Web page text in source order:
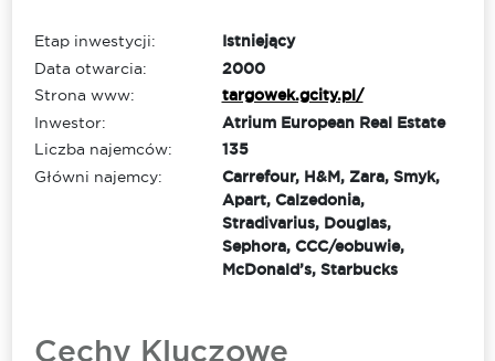
Etap inwestycji:
Istniejący
Data otwarcia:
2000
Strona www:
targowek.gcity.pl/
Inwestor:
Atrium European Real Estate
Liczba najemców:
135
Główni najemcy:
Carrefour, H&M, Zara, Smyk,
Apart, Calzedonia,
Stradivarius, Douglas,
Sephora, CCC/eobuwie,
McDonald’s, Starbucks
Cechy Kluczowe